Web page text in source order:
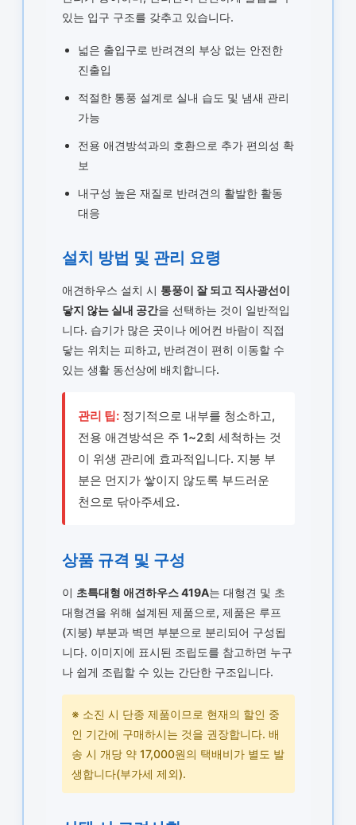
있는 입구 구조를 갖추고 있습니다.
넓은 출입구로 반려견의 부상 없는 안전한
진출입
적절한 통풍 설계로 실내 습도 및 냄새 관리
가능
전용 애견방석과의 호환으로 추가 편의성 확
보
내구성 높은 재질로 반려견의 활발한 활동
대응
설치 방법 및 관리 요령
애견하우스 설치 시 통풍이 잘 되고 직사광선이
닿지 않는 실내 공간을 선택하는 것이 일반적입
니다. 습기가 많은 곳이나 에어컨 바람이 직접
닿는 위치는 피하고, 반려견이 편히 이동할 수
있는 생활 동선상에 배치합니다.
관리 팁:정기적으로 내부를 청소하고,
전용 애견방석은 주 1~2회 세척하는 것
이 위생 관리에 효과적입니다. 지붕 부
분은 먼지가 쌓이지 않도록 부드러운
천으로 닦아주세요.
상품 규격 및 구성
이 초특대형 애견하우스 419A는 대형견 및 초
대형견을 위해 설계된 제품으로, 제품은 루프
(지붕) 부분과 벽면 부분으로 분리되어 구성됩
니다. 이미지에 표시된 조립도를 참고하면 누구
나 쉽게 조립할 수 있는 간단한 구조입니다.
※ 소진 시 단종 제품이므로 현재의 할인 중
인 기간에 구매하시는 것을 권장합니다. 배
송 시 개당 약 17,000원의 택배비가 별도 발
생합니다(부가세 제외).